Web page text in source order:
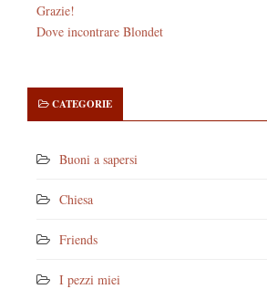
Grazie!
Dove incontrare Blondet
CATEGORIE
Buoni a sapersi
Chiesa
Friends
I pezzi miei